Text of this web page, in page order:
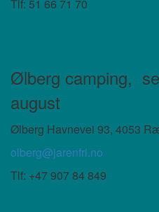
Tlf: 51 66 71 70
Ølberg camping,
august
Ølberg Havnevei 93, 4053
olberg@jarenfri.no
Tlf: +47 907 84 849